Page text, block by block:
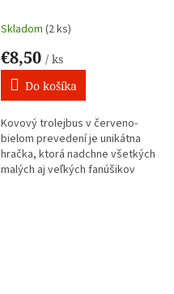
Skladom (2 ks)
€8,50 / ks
Do košíka
Kovový trolejbus v červeno-
bielom prevedení je unikátna
hračka, ktorá nadchne všetkých
malých aj veľkých fanúšikov